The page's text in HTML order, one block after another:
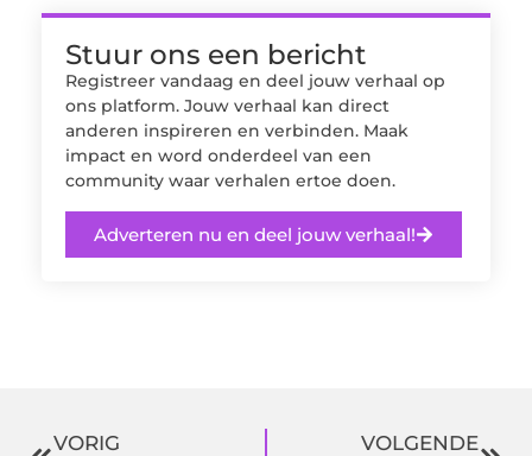
Stuur ons een bericht
Registreer vandaag en deel jouw verhaal op
ons platform. Jouw verhaal kan direct
anderen inspireren en verbinden. Maak
impact en word onderdeel van een
community waar verhalen ertoe doen.
Adverteren nu en deel jouw verhaal!
VORIG VOLGENDE